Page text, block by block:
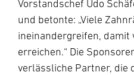
Vorstandschef Udo
und betonte: „Viele
ineinandergreifen,
erreichen.“ Die
verlässliche Partner, die